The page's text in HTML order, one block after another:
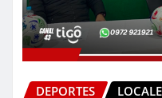
DEPORTES